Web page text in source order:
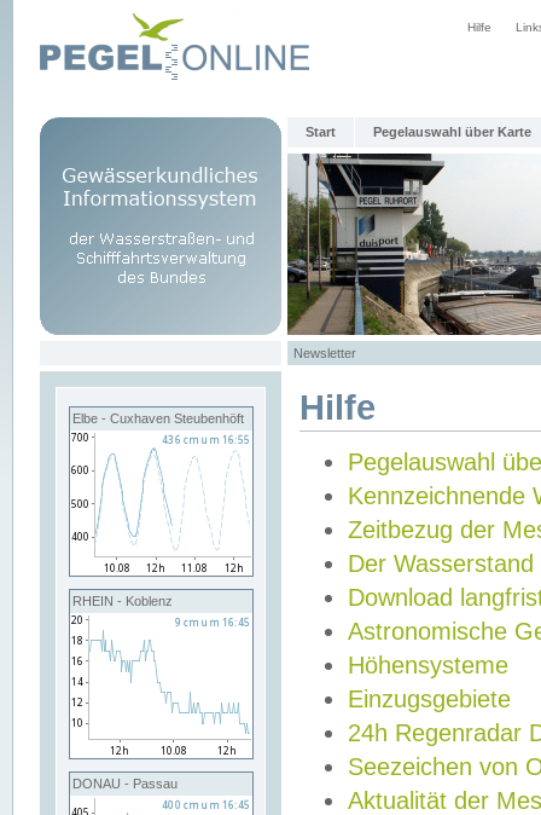
Hilfe
Start Pegelauswahl über Karte
Newsletter
Elbe - Cuxhaven Steubenhöft
RHEIN - Koblenz
DONAU - Passau
Hilfe
Pegelauswahl
Kennzeichnende
Zeitbezug der
Der Wasserstand
Download
Astronomische
Höhensysteme
Einzugsgebiete
24h Regenradar
Seezeichen von
Aktualität der